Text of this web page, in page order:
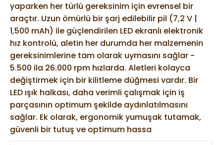
yaparken her türlü gereksinim için evrensel bir
araçtır. Uzun ömürlü bir şarj edilebilir pil (7,2 V |
1,500 mAh) ile güçlendirilen LED ekranlı elektronik
hız kontrolü, aletin her durumda her malzemenin
gereksinimlerine tam olarak uymasını sağlar -
5.500 ila 26.000 rpm hızlarda. Aletleri kolayca
değiştirmek için bir kilitleme düğmesi vardır. Bir
LED ışık halkası, daha verimli çalışmak için iş
parçasının optimum şekilde aydınlatılmasını
sağlar. Ek olarak, ergonomik yumuşak tutamak,